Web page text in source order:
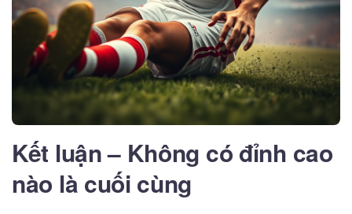
Kết luận – Không có đỉnh cao
nào là cuối cùng